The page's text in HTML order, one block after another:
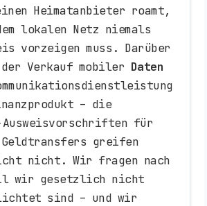
Heimatanbieter roamt,
lokalen Netz niemals
vorzeigen muss. Darüber
Verkauf mobiler Daten
– die
Ausweisvorschriften für
Geldtransfers greifen
nicht. Wir fragen nach
wir gesetzlich nicht
sind – und wir